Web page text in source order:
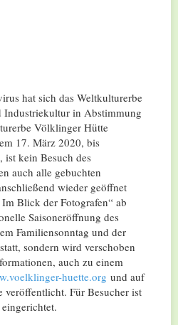
hat sich das Weltkulturerbe
Industriekultur in Abstimmung
Völklinger Hütte
17. März 2020, bis
kein Besuch des
auch alle gebuchten
wieder geöffnet
Blick der Fotografen“ ab
Saisoneröffnung des
Familiensonntag und der
sondern wird verschoben
auch zu einem
huette.org und auf
veröffentlicht. Für Besucher ist